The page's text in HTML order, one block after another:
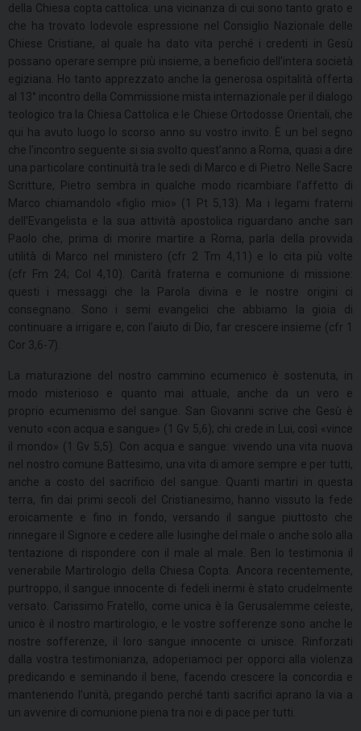
della Chiesa copta cattolica: una vicinanza di cui sono tanto grato e
che ha trovato lodevole espressione nel Consiglio Nazionale delle
Chiese Cristiane, al quale ha dato vita perché i credenti in Gesù
possano operare sempre più insieme, a beneficio dell’intera società
egiziana. Ho tanto apprezzato anche la generosa ospitalità offerta
al 13° incontro della Commissione mista internazionale per il dialogo
teologico tra la Chiesa Cattolica e le Chiese Ortodosse Orientali, che
qui ha avuto luogo lo scorso anno su vostro invito. È un bel segno
che l’incontro seguente si sia svolto quest’anno a Roma, quasi a dire
una particolare continuità tra le sedi di Marco e di Pietro. Nelle Sacre
Scritture, Pietro sembra in qualche modo ricambiare l’affetto di
Marco chiamandolo «figlio mio» (1 Pt 5,13). Ma i legami fraterni
dell’Evangelista e la sua attività apostolica riguardano anche san
Paolo che, prima di morire martire a Roma, parla della provvida
utilità di Marco nel ministero (cfr 2 Tm 4,11) e lo cita più volte
(cfr Fm 24; Col 4,10). Carità fraterna e comunione di missione:
questi i messaggi che la Parola divina e le nostre origini ci
consegnano. Sono i semi evangelici che abbiamo la gioia di
continuare a irrigare e, con l’aiuto di Dio, far crescere insieme (cfr 1
Cor 3,6-7).
La maturazione del nostro cammino ecumenico è sostenuta, in
modo misterioso e quanto mai attuale, anche da un vero e
proprio ecumenismo del sangue. San Giovanni scrive che Gesù è
venuto «con acqua e sangue» (1 Gv 5,6); chi crede in Lui, così «vince
il mondo» (1 Gv 5,5). Con acqua e sangue: vivendo una vita nuova
nel nostro comune Battesimo, una vita di amore sempre e per tutti,
anche a costo del sacrificio del sangue. Quanti martiri in questa
terra, fin dai primi secoli del Cristianesimo, hanno vissuto la fede
eroicamente e fino in fondo, versando il sangue piuttosto che
rinnegare il Signore e cedere alle lusinghe del male o anche solo alla
tentazione di rispondere con il male al male. Ben lo testimonia il
venerabile Martirologio della Chiesa Copta. Ancora recentemente,
purtroppo, il sangue innocente di fedeli inermi è stato crudelmente
versato. Carissimo Fratello, come unica è la Gerusalemme celeste,
unico è il nostro martirologio, e le vostre sofferenze sono anche le
nostre sofferenze, il loro sangue innocente ci unisce. Rinforzati
dalla vostra testimonianza, adoperiamoci per opporci alla violenza
predicando e seminando il bene, facendo crescere la concordia e
mantenendo l’unità, pregando perché tanti sacrifici aprano la via a
un avvenire di comunione piena tra noi e di pace per tutti.